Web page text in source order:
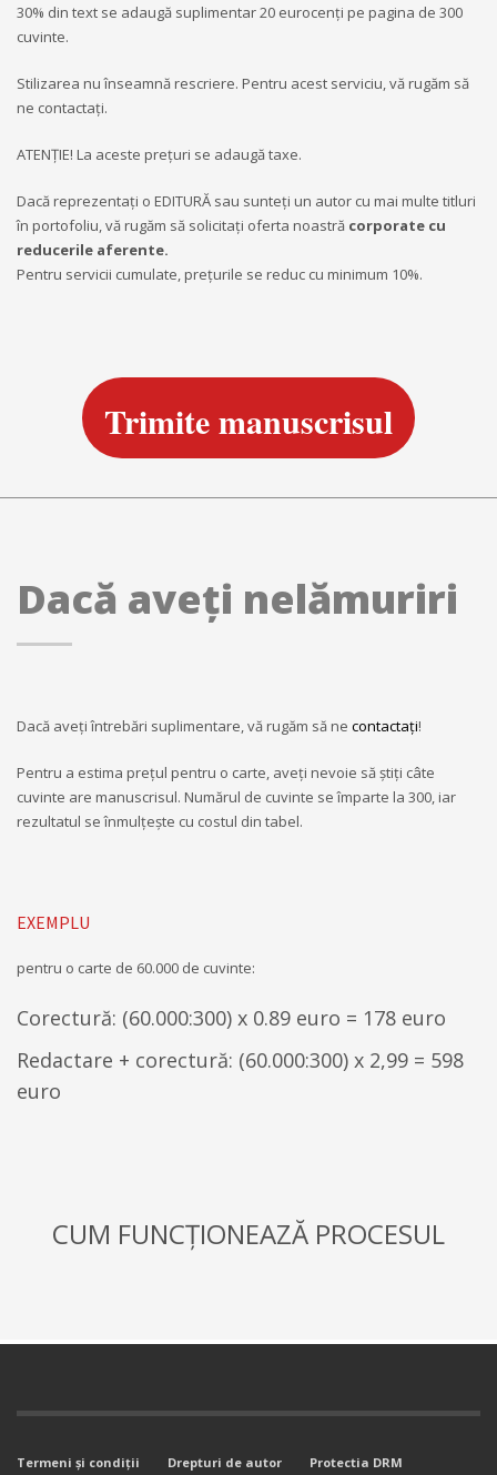
30% din text se adaugă suplimentar 20 eurocenţi pe pagina de 300
cuvinte.
Stilizarea nu înseamnă rescriere. Pentru acest serviciu, vă rugăm să
ne contactați.
ATENȚIE! La aceste prețuri se adaugă taxe.
Dacă reprezentaţi o EDITURĂ sau sunteţi un autor cu mai multe titluri
în portofoliu, vă rugăm să solicitaţi oferta noastră corporate cu
reducerile aferente.
Pentru servicii cumulate, prețurile se reduc cu minimum 10%.
Trimite manuscrisul
Dacă aveți nelămuriri
Dacă aveţi întrebări suplimentare, vă rugăm să ne contactaţi!
Pentru a estima preţul pentru o carte, aveți nevoie să știți câte
cuvinte are manuscrisul. Numărul de cuvinte se împarte la 300, iar
rezultatul se înmulțește cu costul din tabel.
EXEMPLU
pentru o carte de 60.000 de cuvinte:
Corectură: (60.000:300) x 0.89 euro = 178 euro
Redactare + corectură: (60.000:300) x 2,99 = 598
euro
CUM FUNCȚIONEAZĂ PROCESUL
Termeni şi condiţii Drepturi de autor Protectia DRM